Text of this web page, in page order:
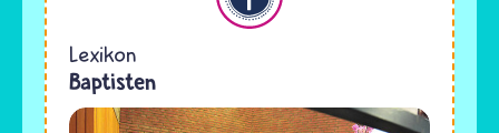
Lexikon
Baptisten